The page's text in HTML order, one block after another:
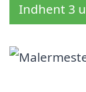
Indhent 3